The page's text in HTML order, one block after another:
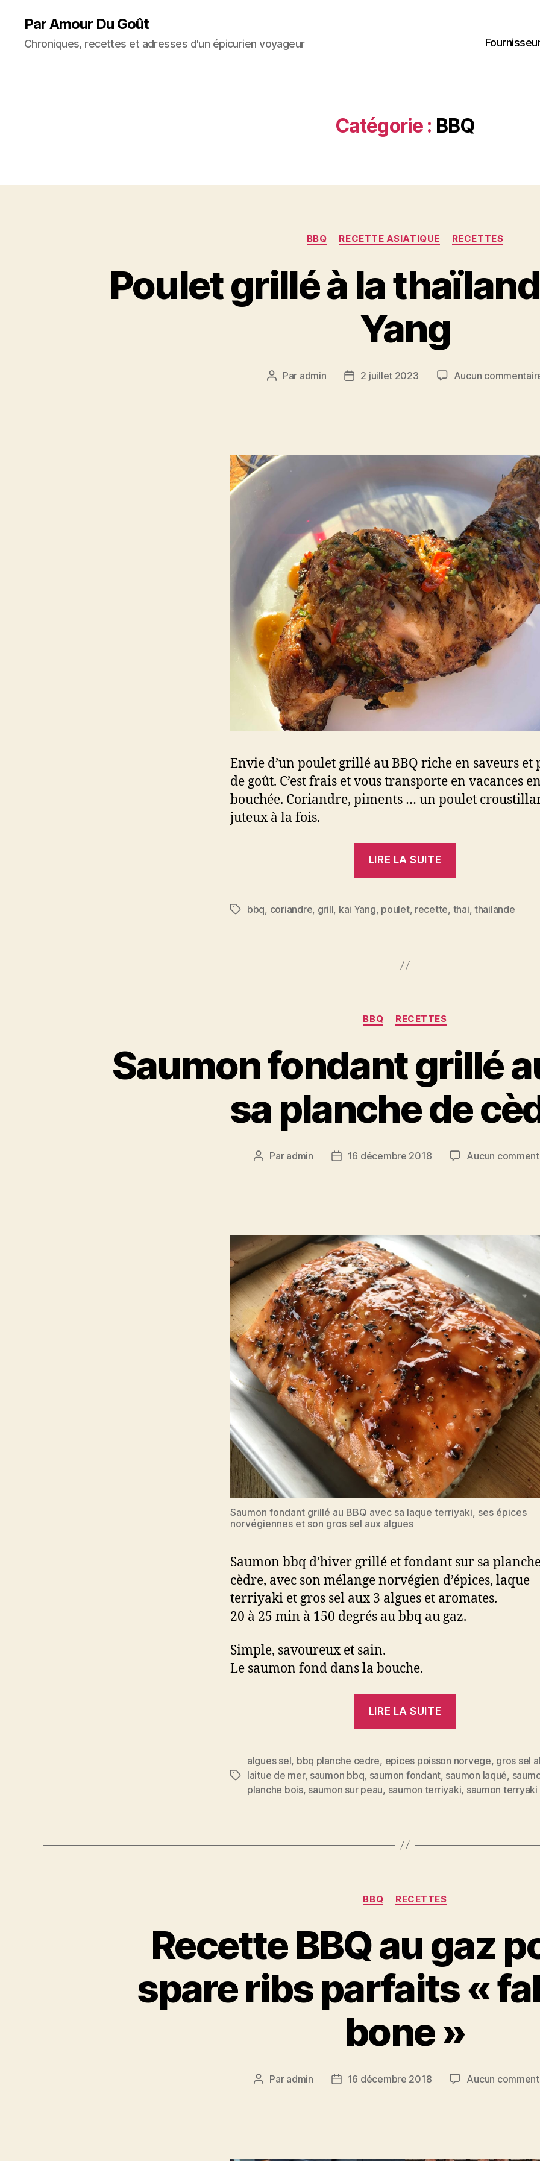
Par Amour Du Goût
Chroniques, recettes et adresses d'un épicurien voyageur
Catégorie : BBQ
Catégories
BBQ RECETTE ASIATIQUE RECETTES
Poulet grillé à la
Yang
Auteur
Par admin
Date2 juillet 2023 Aucun
Envie d’un poulet grillé au BBQ riche en saveurs et
de goût. C’est frais et vous transporte en vacances
bouchée. Coriandre, piments … un poulet
juteux à la fois.
LIRE LA SUITE
la
Kai
Étiquettes
bbq, coriandre, grill, kai Yang, poulet, recette, thai, thailande
Catégories
BBQ RECETTES
Saumon fondant grillé
sa planche de
Auteur
Par admin
Date16 décembre 2018 Aucun
Saumon fondant grillé au BBQ avec sa laque terriyaki, ses épices
norvégiennes et son gros sel aux algues
Saumon bbq d’hiver grillé et fondant sur sa
cèdre, avec son mélange norvégien d’épices, laque
terriyaki et gros sel aux 3 algues et aromates.
20 à 25 min à 150 degrés au bbq au gaz.
Simple, savoureux et sain.
Le saumon fond dans la bouche.
LIRE LA SUITE
au
bbq
sur
Étiquettes
algues sel, bbq planche cedre, epices poisson norvege, gros sel
laitue de mer, saumon bbq, saumon fondant, saumon laqué,
planche bois, saumon sur peau, saumon terriyaki, saumon terryaki
Catégories
BBQ RECETTES
Recette BBQ au gaz
spare ribs parfaits «
bone »
Auteur
Par admin
Date16 décembre 2018 Aucun